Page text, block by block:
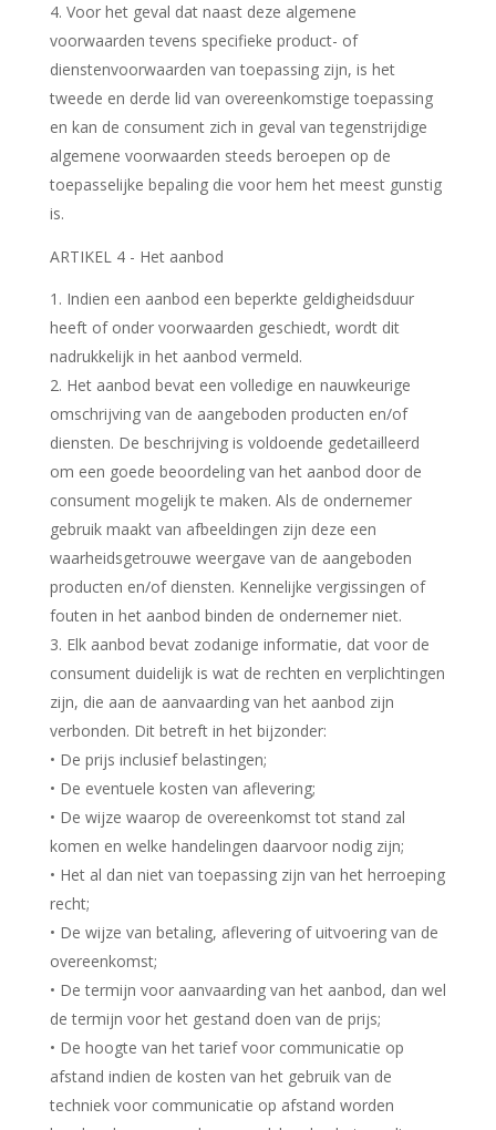
4. Voor het geval dat naast deze algemene
voorwaarden tevens specifieke product- of
dienstenvoorwaarden van toepassing zijn, is het
tweede en derde lid van overeenkomstige toepassing
en kan de consument zich in geval van tegenstrijdige
algemene voorwaarden steeds beroepen op de
toepasselijke bepaling die voor hem het meest gunstig
is.
ARTIKEL 4 - Het aanbod
Indien een aanbod een beperkte geldigheidsduur
heeft of onder voorwaarden geschiedt, wordt dit
nadrukkelijk in het aanbod vermeld.
2. Het aanbod bevat een volledige en nauwkeurige
omschrijving van de aangeboden producten en/of
diensten. De beschrijving is voldoende gedetailleerd
om een goede beoordeling van het aanbod door de
consument mogelijk te maken. Als de ondernemer
gebruik maakt van afbeeldingen zijn deze een
waarheidsgetrouwe weergave van de aangeboden
producten en/of diensten. Kennelijke vergissingen of
fouten in het aanbod binden de ondernemer niet.
3. Elk aanbod bevat zodanige informatie, dat voor de
consument duidelijk is wat de rechten en verplichtingen
zijn, die aan de aanvaarding van het aanbod zijn
verbonden. Dit betreft in het bijzonder:
• De prijs inclusief belastingen;
• De eventuele kosten van aflevering;
• De wijze waarop de overeenkomst tot stand zal
komen en welke handelingen daarvoor nodig zijn;
• Het al dan niet van toepassing zijn van het herroeping
recht;
• De wijze van betaling, aflevering of uitvoering van de
overeenkomst;
• De termijn voor aanvaarding van het aanbod, dan wel
de termijn voor het gestand doen van de prijs;
• De hoogte van het tarief voor communicatie op
afstand indien de kosten van het gebruik van de
techniek voor communicatie op afstand worden